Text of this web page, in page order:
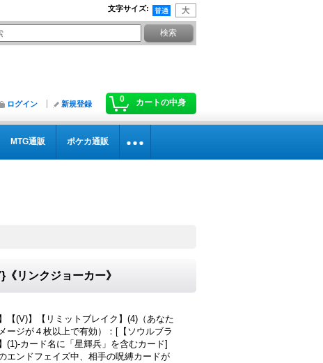
文字サイズ:
0 カートの中身
ログイン 新規登録
MTG通販 ポケカ通販
リンクジョーカー》
】【(V)】【リミットブレイク】(4)（あなた
ージが４枚以上で有効）：[【ソウルブラ
(1)-カード名に「星輝兵」を含むカード]
エンドフェイズ中、相手の呪縛カードが